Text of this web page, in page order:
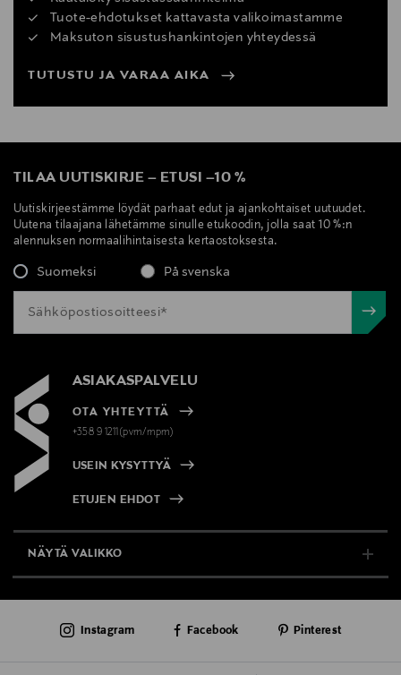
Tuote-ehdotukset kattavasta valikoimastamme
Maksuton sisustushankintojen yhteydessä
TUTUSTU JA VARAA AIKA
TILAA UUTISKIRJE – ETUSI –10 %
Uutiskirjeestämme löydät parhaat edut ja ajankohtaiset uutuudet.
Uutena tilaajana lähetämme sinulle etukoodin, jolla saat 10 %:n
alennuksen normaalihintaisesta kertaostoksesta.
Suomeksi På svenska
ASIAKASPALVELU
OTA YHTEYTTÄ
+358 9 1211(pvm/mpm)
USEIN KYSYTTYÄ
ETUJEN EHDOT
NÄYTÄ VALIKKO
AJANKOHTAISTA
Instagram Facebook Pinterest